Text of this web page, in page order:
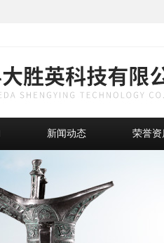
新闻动态 荣誉资